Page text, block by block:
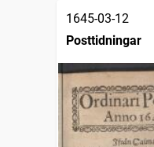
1645-03-12
Posttidningar